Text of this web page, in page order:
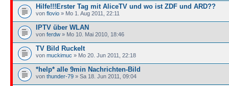
Hilfe!!!Erster Tag mit AliceTV und wo ist ZDF und ARD??
von flovio » Mo 1. Aug 2011, 22:11
IPTV über WLAN
von ferdw » Mo 10. Mai 2010, 18:46
TV Bild Ruckelt
von muckimuc » Mo 20. Jun 2011, 22:18
*help* alle 9min Nachrichten-Bild
von thunder-79 » Sa 18. Jun 2011, 09:04